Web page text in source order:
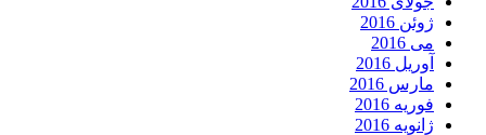
ژوئن 2016
می 2016
آوریل 2016
مارس 2016
فوریه 2016
ژانویه 2016